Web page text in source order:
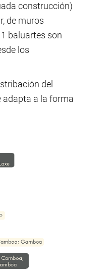
construcción)
de muros
baluartes son
los
del
adapta a la forma